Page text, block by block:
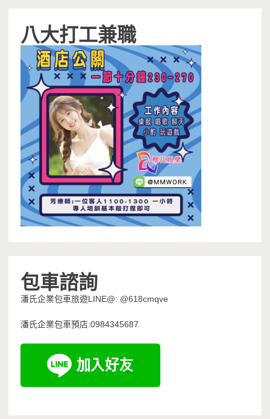
八大打工兼職
包車諮詢
潘氏企業包車旅遊LINE@: @618cmqve
潘氏企業包車預店:0984345687